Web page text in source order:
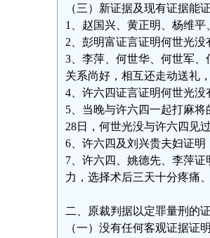
（三）新证据及现有证据能
1、赵国兴、黄正明、杨维
2、彭明富证言证明何世光
3、李萍、何世华、何世军
关系尚好，相互还走动送礼
4、许六四证言证明何世光
5、当晚与许六四一起打麻
28日，何世光没与许六四见
6、许六四及刘兴贵夫妇证
7、许六四、姚德先、李萍
力，选择术后三天十分疼痛
二、原裁判据以定罪量刑的
（一）没有任何客观证据证